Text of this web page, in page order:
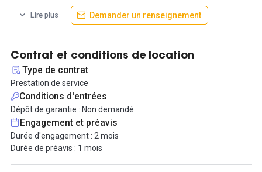
sont des plus confortables.
Albert Angel.
Tout a été pensé pour créer de l’émotion et rendre chacun plus
créatif :
- Self-défense,
- Cours de cardio,
- Méditation, yoga,
Un accès gratuit et illimité aux parties communes de tous les
autres espaces partenaires, y compris à leur programme de bien-
être.
Lire plus Demander un renseignement
Contrat et conditions de location
Type de contrat
Prestation de service
Conditions d'entrées
Dépôt de garantie : Non demandé
Engagement et préavis
Durée d'engagement : 2 mois
Durée de préavis : 1 mois